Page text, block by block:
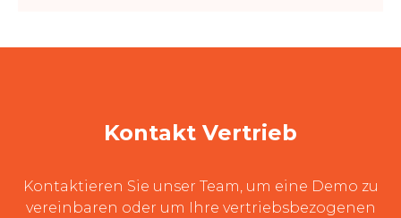
Kontakt Vertrieb
Kontaktieren Sie unser Team, um eine Demo zu
vereinbaren oder um Ihre vertriebsbezogenen